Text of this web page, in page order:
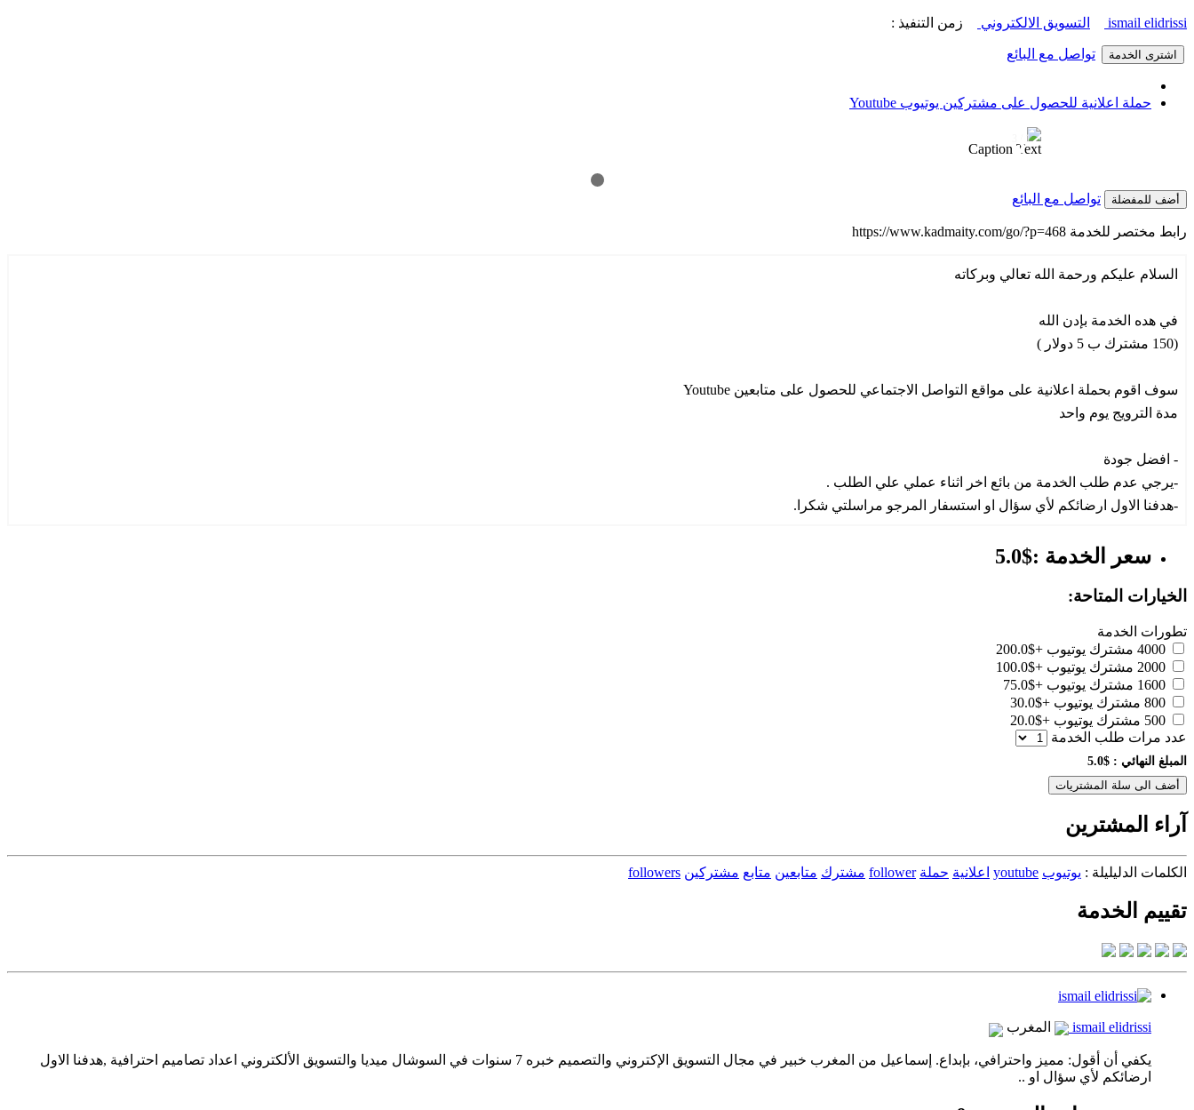
ismail elidrissi التسويق الالكتروني زمن التنفيذ :
اشترى الخدمة تواصل مع البائع
حملة اعلانية للحصول على مشتركين يوتيوب Youtube
1 / 3
Caption Text
❮
أضف للمفضلة تواصل مع البائع
رابط مختصر للخدمة https://www.kadmaity.com/go/?p=468
السلام عليكم ورحمة الله تعالي وبركاته
في هده الخدمة بإدن الله
(150 مشترك ب 5 دولار )
سوف اقوم بحملة اعلانية على مواقع التواصل الاجتماعي للحصول على متابعين Youtube
مدة الترويج يوم واحد
- افضل جودة
-يرجي عدم طلب الخدمة من بائع اخر اثناء عملي علي الطلب .
-هدفنا الاول ارضائكم لأي سؤال او استسفار المرجو مراسلتي شكرا.
سعر الخدمة :$5.0
الخيارات المتاحة:
تطورات الخدمة
+$200.0
+$100.0
+$75.0
+$30.0
+$20.0
عدد مرات طلب الخدمة
المبلغ النهائي : $5.0
أضف الى سلة المشتريات
آراء المشترين
الكلمات الدليليلة : يوتيوب youtube اعلانية حملة follower مشترك متابعين متابع مشتركين followers
تقييم الخدمة
ismail elidrissi المغرب
يكفي أن أقول: مميز واحترافي، بإبداع. إسماعيل من المغرب خبير في مجال التسويق الإكتروني والتصميم خبره 7 سنوات في السوشال ميديا والتسويق الألكتروني اعداد تصاميم احترافية ,هدفنا الاول
ارضائكم لأي سؤال او ..